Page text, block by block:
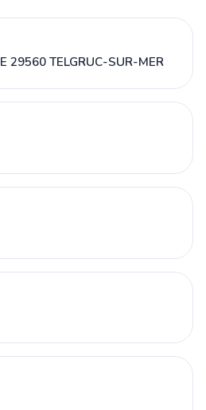
29560 TELGRUC-SUR-MER